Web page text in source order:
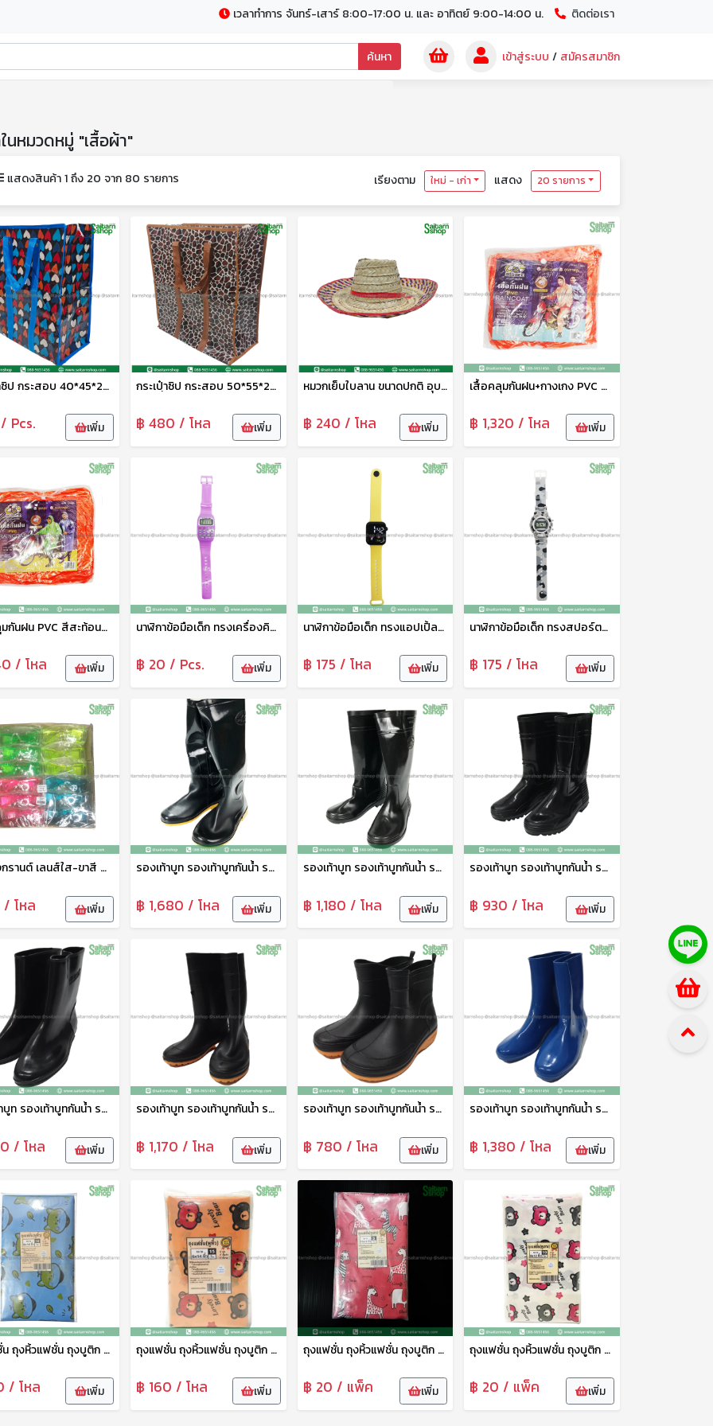
เวลาทำการ จันทร์-เสาร์ 8:00-17:00 น. และ อาทิตย์ 9:00-14:00 น. ติดต่อเรา
ค้นหา เข้าสู่ระบบ / สมัครสมาชิก
นหมวดหมู่ "เสื้อผ้า"
แสดงสินค้า 1 ถึง 20 จาก 80 รายการ เรียงตาม ใหม่ - เก่า แสดง 20 รายการ
กระเป๋าซิป กระสอบ 40*45*20 ซม.No.16608 TL
Pcs. เพิ่ม
กระเปฺ๋าซิป กระสอบ 50*55*25 ซม.No.16610 TL
฿ 480 / โหล เพิ่ม
หมวกเย็บใบลาน ขนาดปกติ อุบล
฿ 240 / โหล เพิ่ม
เสื้อคลุมกันฝน+กางเกง PVC สีสะท้อนแสง B-84007 Bigbee
฿ 1,320 / โหล เพิ่ม
เสื้อคลุมกันฝน PVC สีสะท้อนแสง B-84006 Bigbee
/ โหล เพิ่ม
นาฬิกาข้อมือเด็ก ทรงเครื่องคิดเลข HY089-7 THY
฿ 20 / Pcs. เพิ่ม
นาฬิกาข้อมือเด็ก ทรงแอปเปิ้ลวอช HY089-5 THY
฿ 175 / โหล เพิ่ม
นาฬิกาข้อมือเด็ก ทรงสปอร์ตลายทหาร HY089-8 THY
฿ 175 / โหล เพิ่ม
แว่นสงกรานต์ เลนส์ใส-ขาสี คละสี GL14A pmp
โหล เพิ่ม
รองเท้าบูท รองเท้าบูทกันน้ำ รองเท้าทำสวน รองเท้าบูทสูง 18.5 นิ้ว No.A1250 arrow star
฿ 1,680 / โหล เพิ่ม
รองเท้าบูท รองเท้าบูทกันน้ำ รองเท้าทำสวน รองเท้าบูทสูง 14 นิ้ว No.A1090 arrow star
฿ 1,180 / โหล เพิ่ม
รองเท้าบูท รองเท้าบูทกันน้ำ รองเท้าทำสวน รองเท้าบูทสูง 12.5 นิ้ว สีดำ No.A3000 arrow star
฿ 930 / โหล เพิ่ม
รองเท้าบูท รองเท้าบูทกันน้ำ รองเท้าทำสวน รองเท้าบูทสูง 9.5 นิ้ว สีดำ No.A4000 arrow star
/ โหล เพิ่ม
รองเท้าบูท รองเท้าบูทกันน้ำ รองเท้าทำสวน รองเท้าบูทสูง 12 นิ้ว สีดำ No.A991 arrow star
฿ 1,170 / โหล เพิ่ม
รองเท้าบูท รองเท้าบูทกันน้ำ รองเท้าทำสวน รองเท้าบูทสูง 7 นิ้ว สีดำ No.A555 arrow star
฿ 780 / โหล เพิ่ม
รองเท้าบูท รองเท้าบูทกันน้ำ รองเท้าทำสวน รองเท้าบูทสูง 9.5 นิ้ว คละสี No.A3000 arrow star
฿ 1,380 / โหล เพิ่ม
ถุงแฟชั่น ถุงหิ้วแฟชั่น ถุงบูติก ถุงบูติค ถุงแฟชั่นเจาะหู ลายพรีเมี่ยม 8*16 ซม. 1แพ็ค10ใบ tpf
/ โหล เพิ่ม
ถุงแฟชั่น ถุงหิ้วแฟชั่น ถุงบูติก ถุงบูติค ถุงแฟชั่นเจาะหู ลายพรีเมี่ยม 6*14 ซม. 1แพ็ค14ใบ tpf
฿ 160 / โหล เพิ่ม
ถุงแฟชั่น ถุงหิ้วแฟชั่น ถุงบูติก ถุงบูติค ถุงแฟชั่นเจาะหู ลายพรีเมี่ยม 10*16 ซม. 1แพ็ค15ใบ tpf
฿ 20 / แพ็ค เพิ่ม
ถุงแฟชั่น ถุงหิ้วแฟชั่น ถุงบูติก ถุงบูติค ถุงแฟชั่นเจาะหู ลายพรีเมี่ยม 8*12 ซม. 1แพ็ค10ใบ tpf
฿ 20 / แพ็ค เพิ่ม